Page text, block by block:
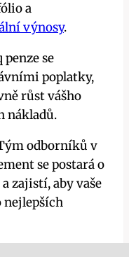
a
výnosy.
penze se
poplatky,
růst vášho
nákladů.
odborníků v
se postará o
zajistí, aby vaše
nejlepších